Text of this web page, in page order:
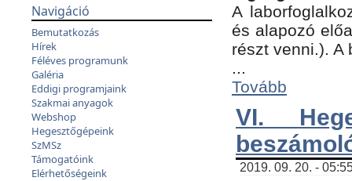
Navigáció
Bemutatkozás
Hírek
Féléves programunk
Galéria
Eddigi programjaink
Szakmai anyagok
Webshop
Hegesztőgépeink
SzMSz
Támogatóink
Elérhetőségeink
A
és alapozó
részt venni.).
...
Tovább
VI.
2019. 09. 20. -